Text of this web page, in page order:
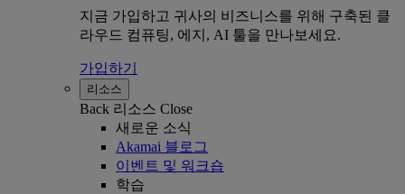
지금 가입하고 귀사의 비즈니스를 위해 구축된 클
라우드 컴퓨팅, 에지, AI 툴을 만나보세요.
가입하기
리소스
Back 리소스 Close
새로운 소식
Akamai 블로그
이벤트 및 워크숍
학습